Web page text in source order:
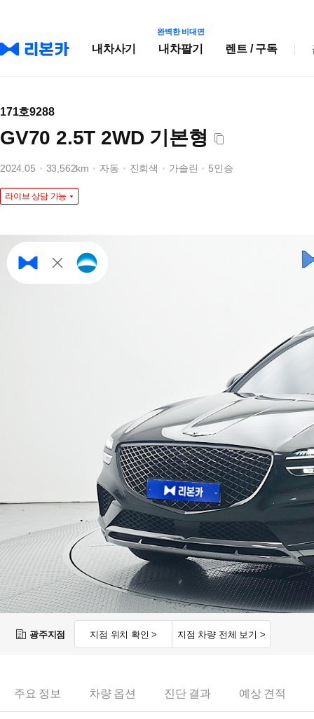
내차사기
완벽한 비대면
내차팔기 렌트 / 구독
171호9288
GV70 2.5T 2WD 기본형
2024.05 33,562km 자동 진회색 가솔린 5인승
라이브 상담 가능
광주지점 지점 위치 확인 > 지점 차량 전체 보기 >
주요 정보 차량 옵션 진단 결과 예상 견적